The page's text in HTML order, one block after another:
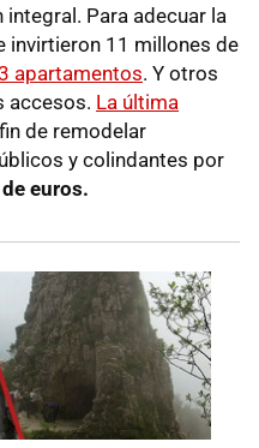
Para adecuar la
invirtieron 11 millones de
apartamentos. Y otros
accesos. La última
de remodelar
y colindantes por
euros.